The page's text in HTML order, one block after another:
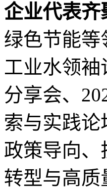
企业代表齐
绿色节能等
工业水领袖
分享会、
索与实践论
政策导向
转型与高